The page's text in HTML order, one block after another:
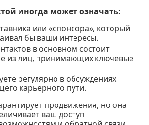
иногда может означать:
или «спонсора», который
бы ваши интересы.
в основном состоит
из лиц, принимающих ключевые
регулярно в обсуждениях
карьерного пути.
продвижения, но она
ваш доступ